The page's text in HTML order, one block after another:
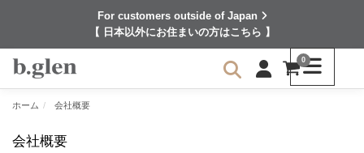
For customers outside of Japan
【 日本以外にお住まいの方はこちら 】
0
ホーム 会社概要
会社概要